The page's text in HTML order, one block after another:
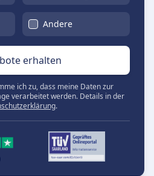
Andere
erhalten
ich zu, dass meine Daten zur
verarbeitet werden. Details in der
.